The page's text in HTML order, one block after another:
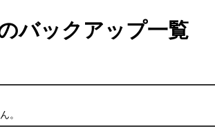
バックアップ一覧
。